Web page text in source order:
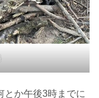
とか午後3時までに